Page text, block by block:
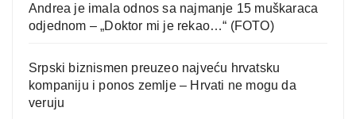
Andrea je imala odnos sa najmanje 15 muškaraca
odjednom – „Doktor mi je rekao…“ (FOTO)
Srpski biznismen preuzeo najveću hrvatsku
kompaniju i ponos zemlje – Hrvati ne mogu da
veruju